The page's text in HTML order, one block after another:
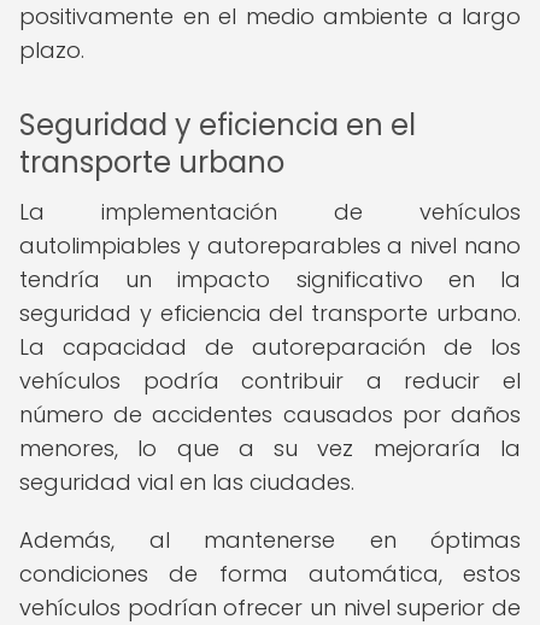
positivamente en el medio ambiente a largo
plazo.
Seguridad y eficiencia en el
transporte urbano
La implementación de vehículos
autolimpiables y autoreparables a nivel nano
tendría un impacto significativo en la
seguridad y eficiencia del transporte urbano.
La capacidad de autoreparación de los
vehículos podría contribuir a reducir el
número de accidentes causados por daños
menores, lo que a su vez mejoraría la
seguridad vial en las ciudades.
Además, al mantenerse en óptimas
condiciones de forma automática, estos
vehículos podrían ofrecer un nivel superior de